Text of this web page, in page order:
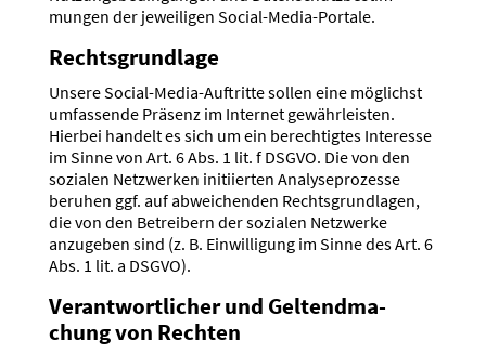
mungen der jewei­ligen Social-Media-Portale.
Rechts­grundlage
Unsere Social-Media-Auftritte sollen eine möglichst
umfas­sende Präsenz im Internet gewähr­leisten.
Hierbei handelt es sich um ein berech­tigtes Interesse
im Sinne von Art. 6 Abs. 1 lit. f DSGVO. Die von den
sozialen Netzwerken initi­ierten Analy­se­pro­zesse
beruhen ggf. auf abwei­chenden Rechts­grund­lagen,
die von den Betreibern der sozialen Netzwerke
anzugeben sind (z. B. Einwil­ligung im Sinne des Art. 6
Abs. 1 lit. a DSGVO).
Verant­wort­licher und Geltend­ma­
chung von Rechten